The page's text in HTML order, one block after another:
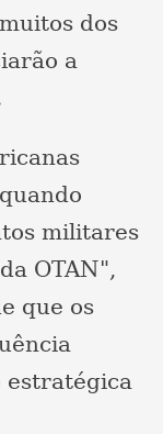
dos
a
militares
OTAN",
que os
estratégica